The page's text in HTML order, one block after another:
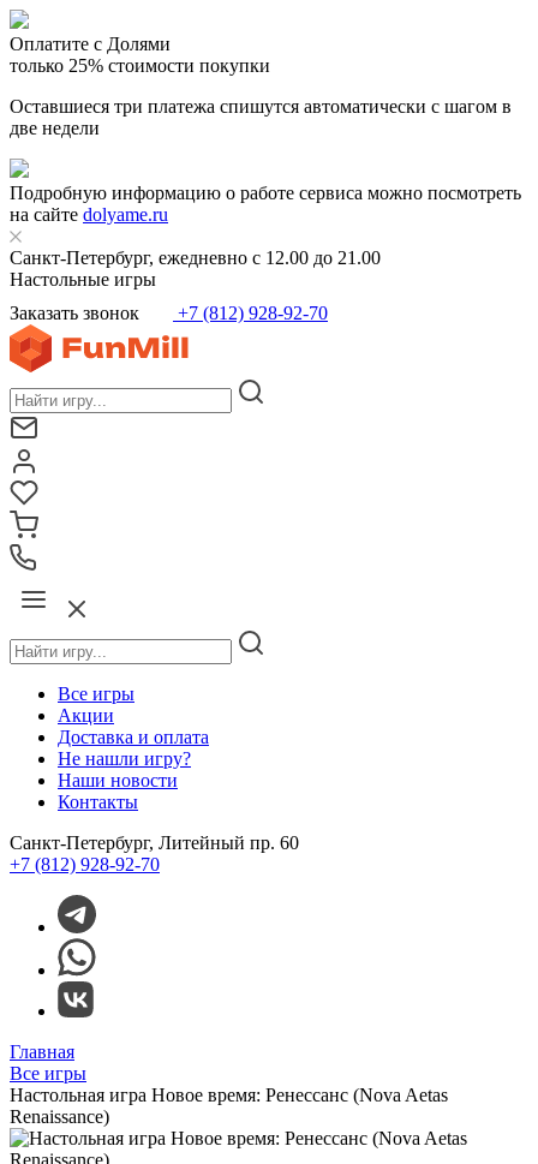
Оплатите с Долями
только 25% стоимости покупки
Оставшиеся три платежа спишутся автоматически с шагом в
две недели
Подробную информацию о работе сервиса можно посмотреть
на сайте dolyame.ru
Санкт-Петербург, ежедневно с 12.00 до 21.00
Настольные игры
Заказать звонок
+7 (812) 928-92-70
Все игры
Акции
Доставка и оплата
Не нашли игру?
Наши новости
Контакты
Санкт-Петербург, Литейный пр. 60
+7 (812) 928-92-70
Главная
Все игры
Настольная игра Новое время: Ренессанс (Nova Aetas
Renaissance)